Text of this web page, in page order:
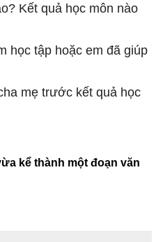
Kết quả học môn nào
học tập hoặc em đã giúp
mẹ trước kết quả học
kể thành một đoạn văn